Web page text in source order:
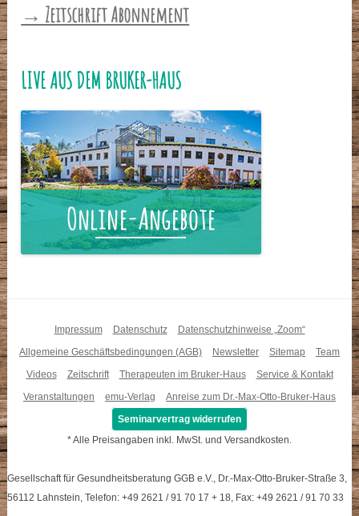
→ Zeitschrift Abonnement
LIVE AUS DEM BRUKER-HAUS
Impressum Datenschutz
Datenschutzhinweise „Zoom“
Allgemeine Geschäftsbedingungen (AGB)
Newsletter Sitemap
Team
Videos
Zeitschrift Therapeuten im Bruker-Haus
Service & Kontakt
Veranstaltungen
emu-Verlag
Anreise zum Dr.-Max-Otto-Bruker-Haus
Seminarvertrag widerrufen
* Alle Preisangaben inkl. MwSt. und Versandkosten.
Gesellschaft für Gesundheitsberatung GGB e.V., Dr.-Max-Otto-Bruker-Straße 3,
56112 Lahnstein, Telefon: +49 2621 / 91 70 17 + 18, Fax: +49 2621 / 91 70 33